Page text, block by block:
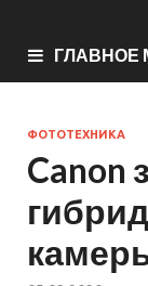
ГЛАВНОЕ
ФОТОТЕХНИКА
Canon